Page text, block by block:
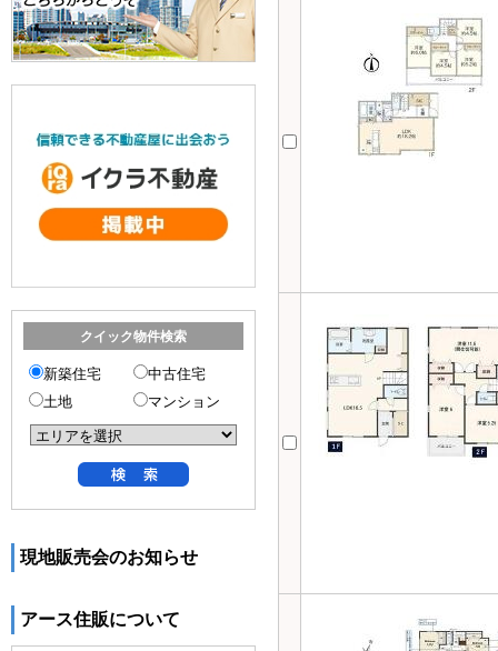
クイック物件検索
新築住宅
中古住宅
土地
マンション
現地販売会のお知らせ
アース住販について